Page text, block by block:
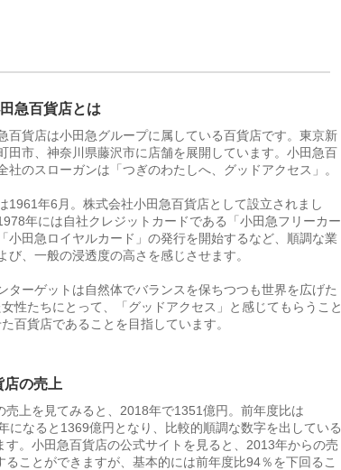
急百貨店とは
百貨店は小田急グループに属している百貨店です。東京新
田市、神奈川県藤沢市に店舗を展開しています。小田急百
社のスローガンは「つぎのわたしへ、グッドアクセス」。
1961年6月。株式会社小田急百貨店として設立されまし
年には自社クレジットカードである「小田急フリーカー
小田急ロイヤルカード」の発行を開始するなど、順調な業
び、一般の浸透度の高さを感じさせます。
ターゲットは自然体でバランスを保ちつつも世界を広げた
性たちにとって、「グッドアクセス」と感じてもらうこと
百貨店であることを目指しています。
店の売上
売上を見てみると、2018年で1351億円。前年度比は
になると1369億円となり、比較的順調な数字を出している
す。小田急百貨店の公式サイトを見ると、2013年からの売
ることができますが、基本的には前年度比94％を下回るこ